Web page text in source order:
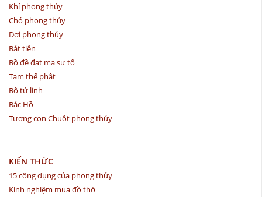
Khỉ phong thủy
Chó phong thủy
Dơi phong thủy
Bát tiên
Bồ đề đạt ma sư tổ
Tam thế phật
Bộ tứ linh
Bác Hồ
Tượng con Chuột phong thủy
KIẾN THỨC
15 công dụng của phong thủy
Kinh nghiệm mua đồ thờ